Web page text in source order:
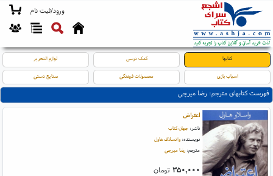
ورود/ثبت نام
کتابها کمک درسی لوازم التحریر
اسباب بازی محصولات فرهنگی صنایع دستی
فهرست کتابهای مترجم: رضا میرچی
اعتراض
ناشر: جهان کتاب
نویسنده: واتسلاف هاول
مترجم: رضا میرچی
۳۵۰,۰۰۰ تومان